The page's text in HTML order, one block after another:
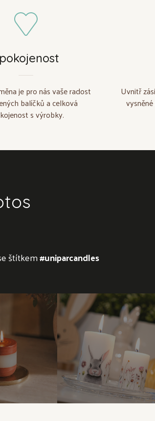
je pro nás vaše radost
balíčků a celková
s výrobky.
Uvnitř
štítkem#uniparcandles